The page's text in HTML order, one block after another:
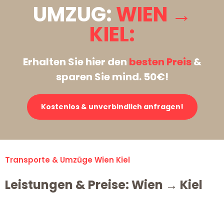
UMZUG:WIEN →
KIEL:
Erhalten Sie hier den besten Preis&
sparen Sie mind. 50€!
Kostenlos & unverbindlich anfragen!
Transporte & Umzüge Wien Kiel
Leistungen & Preise: Wien → Kiel